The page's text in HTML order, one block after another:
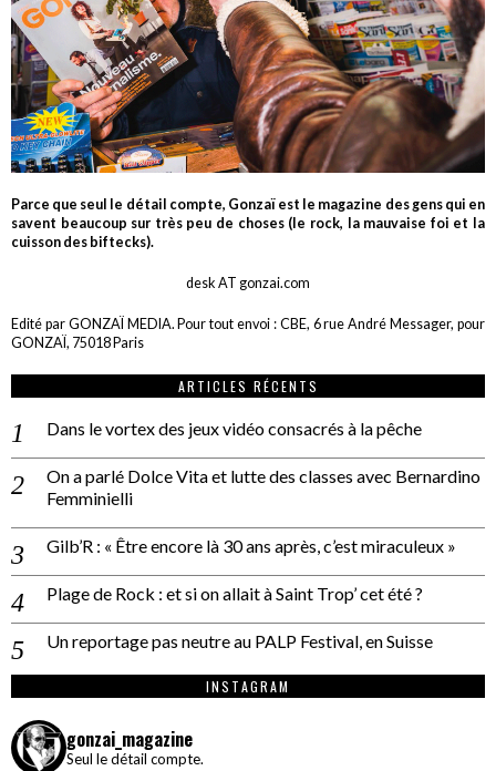
Parce que seul le détail compte, Gonzaï est le magazine des gens qui en
savent beaucoup sur très peu de choses (le rock, la mauvaise foi et la
cuisson des biftecks).
desk AT gonzai.com
Edité par GONZAÏ MEDIA. Pour tout envoi : CBE, 6 rue André Messager, pour
GONZAÏ, 75018 Paris
ARTICLES RÉCENTS
Dans le vortex des jeux vidéo consacrés à la pêche
On a parlé Dolce Vita et lutte des classes avec Bernardino
Femminielli
Gilb’R : « Être encore là 30 ans après, c’est miraculeux »
Plage de Rock : et si on allait à Saint Trop’ cet été ?
Un reportage pas neutre au PALP Festival, en Suisse
INSTAGRAM
gonzai_magazine
Seul le détail compte.